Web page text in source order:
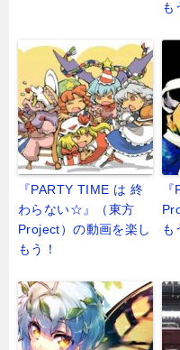
も
『PARTY TIME は 終
わらない☆』（東方
Project）の動画を楽し
もう！
も